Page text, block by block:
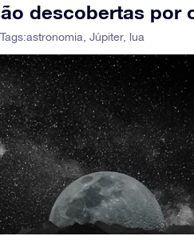
descobertas por
astronomia Júpiter, lua